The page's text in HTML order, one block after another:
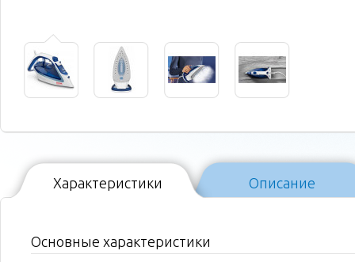
Характеристики Описание
Основные характеристики